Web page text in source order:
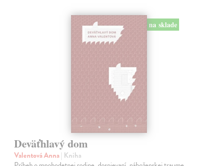
na sklade
Deväťhlavý dom
Valentová Anna| Kniha